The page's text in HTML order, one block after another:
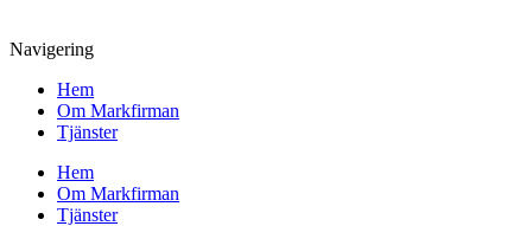
Navigering
Hem
Om Markfirman
Tjänster
Hem
Om Markfirman
Tjänster